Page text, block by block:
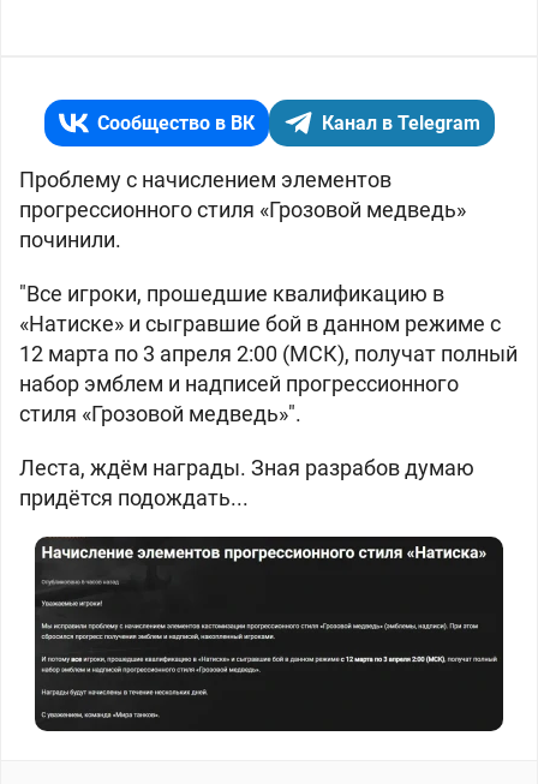
Сообщество в ВК Канал в Telegram
Проблему с начислением элементов
прогрессионного стиля «Грозовой медведь»
починили.
"Все игроки, прошедшие квалификацию в
«Натиске» и сыгравшие бой в данном режиме с
12 марта по 3 апреля 2:00 (МСК), получат полный
набор эмблем и надписей прогрессионного
стиля «Грозовой медведь»".
Леста, ждём награды. Зная разрабов думаю
придётся подождать...